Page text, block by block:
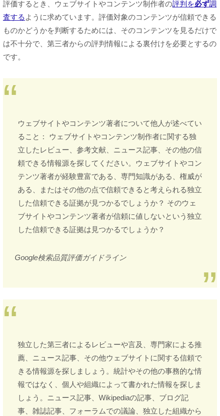
評価するとき、ウェブサイトやコンテンツ制作者の評判を必ず調
査する ように求めています。評価対象のコンテンツが信頼できる
ものかどうかを判断するためには、そのコンテンツを見るだけで
は不十分で、第三者からの評判情報による裏付けを必要とするの
です。
ウェブサイトやコンテンツ著者について他人が述べてい
ること： ウェブサイトやコンテンツ制作者に関する独
立したレビュー、参考文献、ニュース記事、その他の信
頼できる情報源を探してください。ウェブサイトやコン
テンツ著者が経験豊富である、専門知識がある、権威が
ある、またはその他の点で信頼できると考えられる独立
した信頼できる証拠が見つかるでしょうか？ そのウェ
ブサイトやコンテンツ著者が信頼に値しないという独立
した信頼できる証拠は見つかるでしょうか？
Google検索品質評価ガイドライン
独立した第三者によるレビューや言及、専門家による推
薦、ニュース記事、その他ウェブサイトに関する信頼で
きる情報源を探しましょう。統計やその他の事務的な情
報ではなく、個人や組織によって書かれた情報を探しま
しょう。ニュース記事、Wikipediaの記事、ブログ記
事、雑誌記事、フォーラムでの議論、独立した組織から